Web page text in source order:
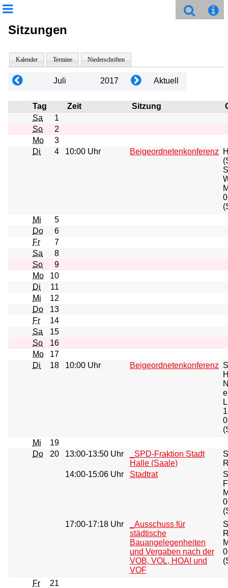
Sitzungen
Kalender Termine Niederschriften
Juli 2017 Aktuell
Tag Zeit Sitzung
Sa
1
So
2
Mo
3
Di
4 10:00 Uhr Beigeordnetenkonferenz
Mi
5
Do
6
Fr
7
Sa
8
So
9
Mo
10
Di
11
Mi
12
Do
13
Fr
14
Sa
15
So
16
Mo
17
Di
18 10:00 Uhr Beigeordnetenkonferenz
Mi
19
Do
20 13:00-13:50 Uhr
_SPD-Fraktion Stadt
Halle (Saale)
14:00-15:06 Uhr
Stadtrat
17:00-17:18 Uhr
_Ausschuss für
städtische
Bauangelegenheiten
und Vergaben nach der
VOB, VOL, HOAI und
VOF
Fr
21